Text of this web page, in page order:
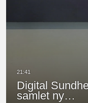
Digital
samlet ny…